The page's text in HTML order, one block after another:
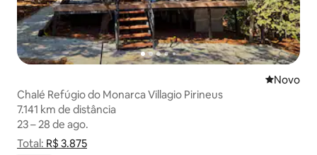
Chalé Refúgio do Monarca Villagio Pirineus
7.141 km de distância
7.141 km de distância
23 – 28 de ago.
23 – 28 de ago.
Total: R$ 3.875
Total: R$ 3.875
Novo
Novo